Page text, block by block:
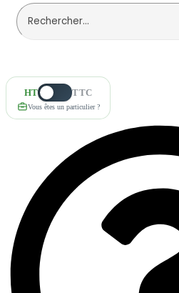
HT TTC
Vous êtes un particulier ?